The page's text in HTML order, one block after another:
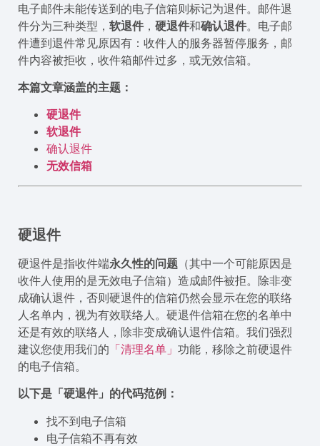
电子邮件未能传送到的电子信箱则标记为退件。邮件退
件分为三种类型， 软退件 ， 硬退件和确认退件。电子邮
件遭到退件常见原因有：收件人的服务器暂停服务，邮
件内容被拒收，收件箱邮件过多，或无效信箱。
本篇文章涵盖的主题：
硬退件
软退件
确认退件
无效信箱
硬退件
硬退件是指收件端永久性的问题 （其中一个可能原因是
收件人使用的是无效电子信箱）造成邮件被拒。除非变
成确认退件，否则硬退件的信箱仍然会显示在您的联络
人名单内，视为有效联络人。硬退件信箱在您的名单中
还是有效的联络人，除非变成确认退件信箱。我们强烈
建议您使用我们的 「清理名单」 功能，移除之前硬退件
的电子信箱。
以下是「硬退件」的代码范例：
找不到电子信箱
电子信箱不再有效